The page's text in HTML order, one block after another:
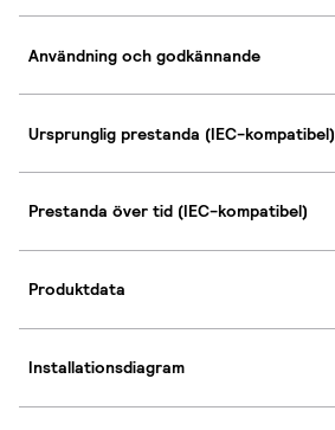
Användning och godkännande
Ursprunglig prestanda (IEC-kompatibel)
Prestanda över tid (IEC-kompatibel)
Produktdata
Installationsdiagram